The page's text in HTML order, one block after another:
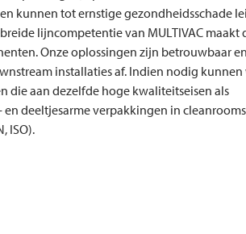
kunnen tot ernstige gezondheidsschade
lijncompetentie van MULTIVAC maakt
Onze oplossingen zijn betrouwbaar en
installaties af. Indien nodig kunnen
die aan dezelfde hoge kwaliteitseisen als
deeltjesarme verpakkingen in
ISO).